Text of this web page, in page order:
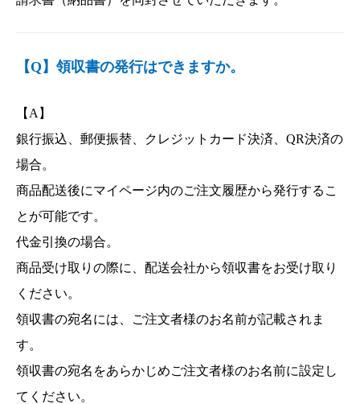
【Q】領収書の発行はできますか。
【A】
銀行振込、郵便振替、クレジットカード決済、QR決済の
場合。
商品配送後にマイページ内のご注文履歴から発行するこ
とが可能です。
代金引換の場合。
商品受け取りの際に、配送会社から領収書をお受け取り
ください。
領収書の宛名には、ご注文者様のお名前が記載されま
す。
領収書の宛名をあらかじめご注文者様のお名前に設定し
てください。